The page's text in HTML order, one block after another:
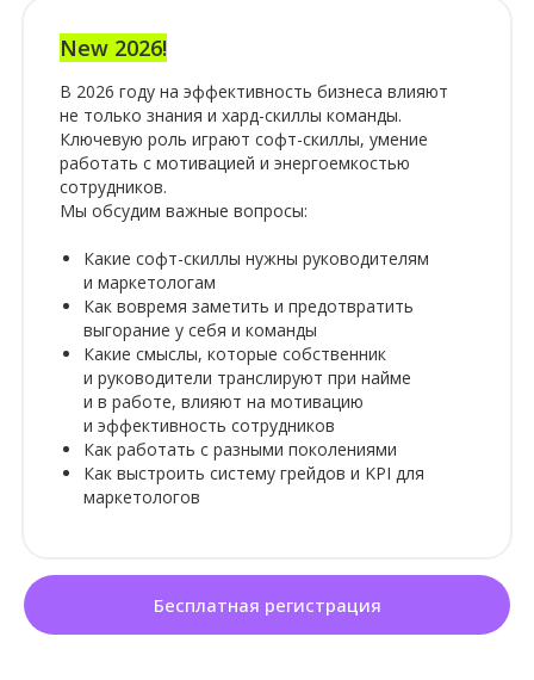
New 2026!
В 2026 году на эффективность бизнеса влияют
не только знания и хард-скиллы команды.
Ключевую роль играют софт-скиллы, умение
работать с мотивацией и энергоемкостью
сотрудников.
Мы обсудим важные вопросы:
Какие софт-скиллы нужны руководителям
и маркетологам
Как вовремя заметить и предотвратить
выгорание у себя и команды
Какие смыслы, которые собственник
и руководители транслируют при найме
и в работе, влияют на мотивацию
и эффективность сотрудников
Как работать с разными поколениями
Как выстроить систему грейдов и KPI для
маркетологов
Бесплатная регистрация